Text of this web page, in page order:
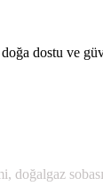
dostu ve
doğalgaz